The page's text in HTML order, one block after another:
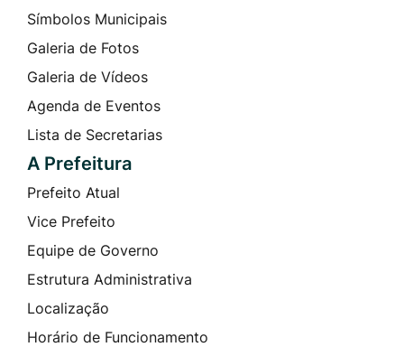
Símbolos Municipais
Galeria de Fotos
Galeria de Vídeos
Agenda de Eventos
Lista de Secretarias
A Prefeitura
Prefeito Atual
Vice Prefeito
Equipe de Governo
Estrutura Administrativa
Localização
Horário de Funcionamento